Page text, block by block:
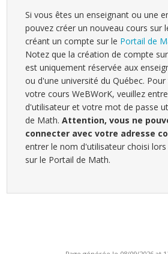
Si vous êtes un enseignant ou une
pouvez créer un nouveau cours sur
créant un compte sur le Portail de
Notez que la création de compte
est uniquement réservée aux
ou d'une université du Québec.
votre cours WeBWorK, veuillez
d'utilisateur et votre mot de passe
de Math.Attention, vous ne
connecter avec votre adresse
entrer le nom d'utilisateur choisi
sur le Portail de Math.